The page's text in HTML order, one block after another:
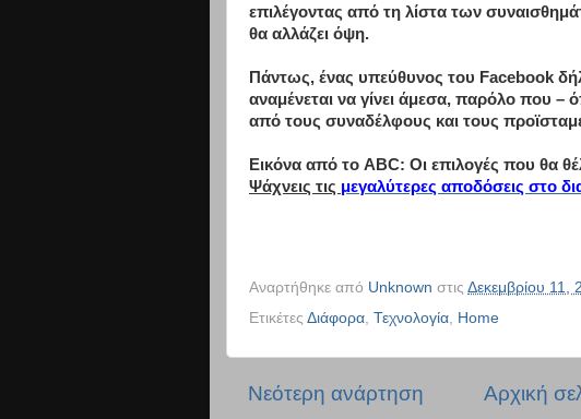
επιλέγοντας από τη λίστα των
θα αλλάζει όψη.
Πάντως, ένας υπεύθυνος του Facebook
αναμένεται να γίνει άμεσα, παρόλο που –
από τους συναδέλφους και τους
Εικόνα από το ABC: Οι επιλογές που θα
Ψάχνεις τις μεγαλύτερες αποδόσεις στο
Αναρτήθηκε από Unknown στις Δεκεμβρίου 11,
Ετικέτες Διάφορα Τεχνολογία Home
Νεότερη ανάρτηση Αρχική